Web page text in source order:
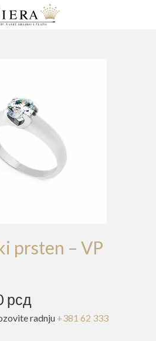
prsten – VP
рсд
radnju +381 62 333